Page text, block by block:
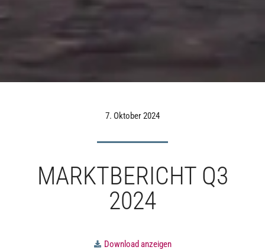
7. Oktober 2024
MARKTBERICHT Q3
2024
Download anzeigen